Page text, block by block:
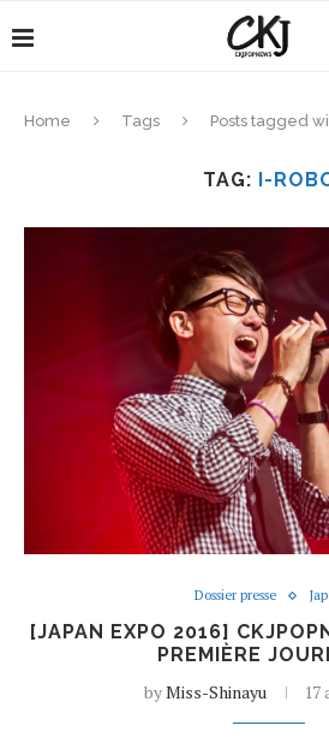
Home Tags Posts tagged
TAG: I-
Dossier presse
[JAPAN EXPO 2016]
PREMIÈRE
byMiss-Shinayu 17